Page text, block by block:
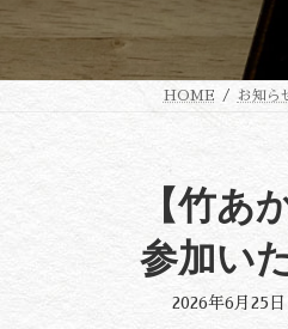
HOME お知ら
【竹あ
参加い
2026年6月25日